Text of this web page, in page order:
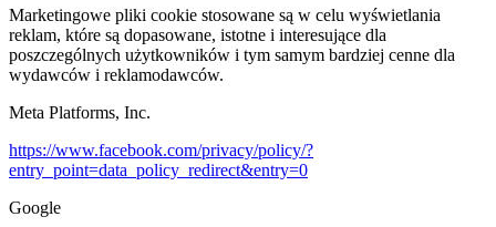
Marketingowe pliki cookie stosowane są w celu wyświetlania
reklam, które są dopasowane, istotne i interesujące dla
poszczególnych użytkowników i tym samym bardziej cenne dla
wydawców i reklamodawców.
Meta Platforms, Inc.
https://www.facebook.com/privacy/policy/?
entry_point=data_policy_redirect&entry=0
Google